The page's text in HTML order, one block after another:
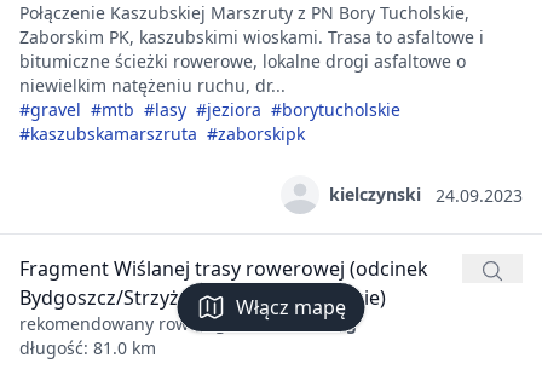
Włącz mapę
Połączenie Kaszubskiej Marszruty z PN Bory Tucholskie,
Zaborskim PK, kaszubskimi wioskami. Trasa to asfaltowe i
bitumiczne ścieżki rowerowe, lokalne drogi asfaltowe o
niewielkim natężeniu ruchu, dr...
#gravel #mtb #lasy #jeziora #borytucholskie
#kaszubskamarszruta #zaborskipk
kielczynski 24.09.2023
Fragment Wiślanej trasy rowerowej (odcinek
Bydgoszcz/Strzyżawa-Chełmno/Świecie)
rekomendowany rower:gravel / trekking
długość: 81.0 km